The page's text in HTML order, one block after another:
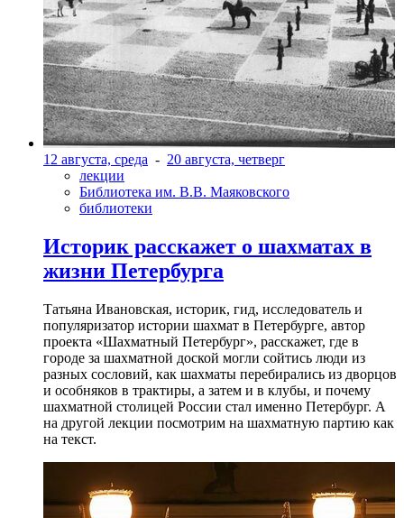
12 августа, среда - 20 августа, четверг
лекции
Библиотека им. В.В. Маяковского
библиотеки
Историк расскажет о шахматах в
жизни Петербурга
Татьяна Ивановская, историк, гид, исследователь и
популяризатор истории шахмат в Петербурге, автор
проекта «Шахматный Петербург», расскажет, где в
городе за шахматной доской могли сойтись люди из
разных сословий, как шахматы перебирались из дворцов
и особняков в трактиры, а затем и в клубы, и почему
шахматной столицей России стал именно Петербург. А
на другой лекции посмотрим на шахматную партию как
на текст.